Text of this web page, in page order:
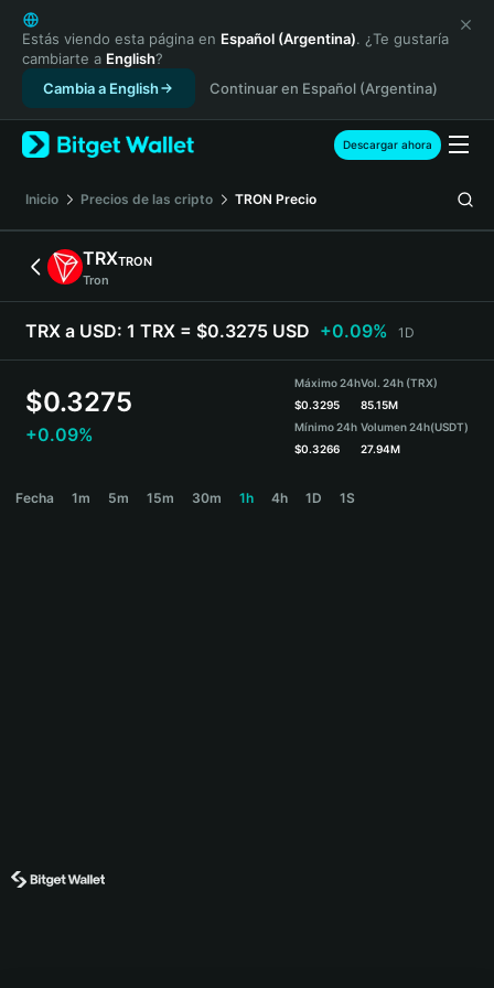
English
日本語
Tiếng Việt
Русский
Español (Latinoamérica)
Türkçe
Français
Deutsch
简体中文
繁體中文
Português (Portugal)
Bahasa Indonesia
ภาษาไทย
Español
Español (Argentina)
Estás viendo esta página en Español (Argentina). ¿Te gustaría
cambiarte a English?
Cambia a English
Continuar en Español (Argentina)
Descargar ahora
Inicio Precios de las cripto TRON Precio
TRXTRON
Tron
TRX a USD: 1 TRX = $0.3275 USD +0.09% 1D
$0.3275
+0.09%
Máximo 24h
$0.3295
Mínimo 24h
$0.3266
Vol. 24h (TRX)
85.15M
Volumen 24h(USDT)
27.94M
Fecha 1m 5m 15m 30m 1h 4h 1D 1S